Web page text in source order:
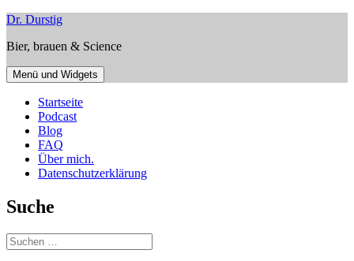
Zum
springen
Dr. Durstig
Bier, brauen & Science
Menü und Widgets
Startseite
Podcast
Blog
FAQ
Über mich.
Datenschutzerklärung
Suche
Suchen
nach: